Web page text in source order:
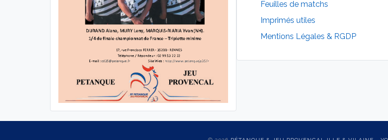
Feuilles de matchs
Imprimés utiles
Mentions Légales & RGDP